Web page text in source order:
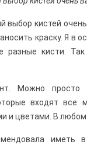
выбор кистей
краску. Я в
разные кисти.
Можно просто
входят все
и цветами. В любом
иметь